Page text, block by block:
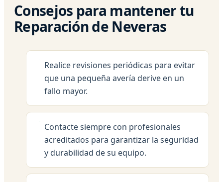
Consejos para mantener tu
Reparación de Neveras
Realice revisiones periódicas para evitar
que una pequeña avería derive en un
fallo mayor.
Contacte siempre con profesionales
acreditados para garantizar la seguridad
y durabilidad de su equipo.